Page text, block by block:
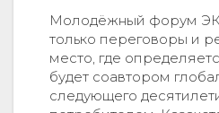
Молодёжный форум
только переговоры и
место, где
будет соавтором
следующего